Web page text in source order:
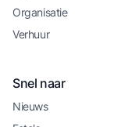
Organisatie
Verhuur
Snel naar
Nieuws